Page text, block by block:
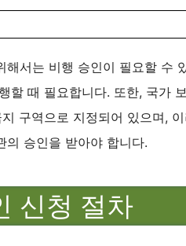
해서는 비행 승인이 필요할 수
할 때 필요합니다. 또한, 국가
구역으로 지정되어 있으며,
의 승인을 받아야 합니다​​.
신청 절차